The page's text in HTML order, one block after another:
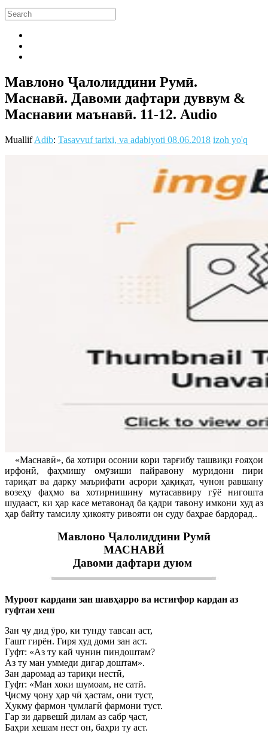
Мавлоно Ҷалолиддини Румӣ.
Маснавӣ. Давоми дафтари дуввум &
Маснавии маънавӣ. 11-12. Audio
MuallifAdib: Tasavvuf tarixi, va adabiyoti 08.06.2018 izoh yo'q
«Маснавӣ», ба хотири осонии кори тарғибу ташвиқи ғояҳои
ирфонӣ, фаҳмишу омӯзиши пайравону муридони пири
тариқат ва дарку маърифати асрори ҳақиқат, чунон равшану
возеҳу фаҳмо ва хотирнишину мутасаввиру гӯё нигошта
шудааст, ки ҳар касе метавонад ба қадри тавону имкони худ аз
ҳар байту тамсилу ҳикояту ривояти он суду баҳрае бардорад..
Мавлоно Ҷалолиддини Румӣ
МАСНАВЙ
Давоми дафтари дуюм
Муроот кардани зан шавҳарро ва истиғфор кардан аз
гуфтаи хеш
Зан чу дид ӯро, ки тунду тавсан аст,
Гашт гирён. Гиря худ доми зан аст.
Гуфт: «Аз ту кай чунин пиндоштам?
Аз ту ман уммеди дигар доштам».
Зан даромад аз тариқи нестӣ,
Гуфт: «Ман хоки шумоам, не сатӣ.
Ҷисму ҷону ҳар чӣ ҳастам, они туст,
Ҳукму фармон ҷумлагӣ фармони туст.
Гар зи дарвешӣ дилам аз сабр ҷаст,
Баҳри хешам нест он, баҳри ту аст.